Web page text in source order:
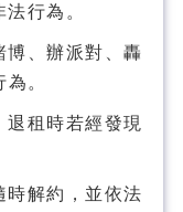
行為。
博、辦派對、轟
。
租時若經發現
時解約，並依法